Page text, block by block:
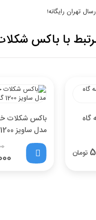
با باکس شکلات
گاه
تومان
باکس شکلات
مدل ساویز 1200 گرمی